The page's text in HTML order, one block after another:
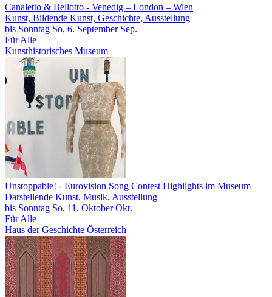
Canaletto & Bellotto - Venedig – London – Wien
Kunst, Bildende Kunst, Geschichte, Ausstellung
bis Sonntag So, 6. September Sep.
Für Alle
Kunsthistorisches Museum
Unstoppable! - Eurovision Song Contest Highlights im Museum
Darstellende Kunst, Musik, Ausstellung
bis Sonntag So, 11. Oktober Okt.
Für Alle
Haus der Geschichte Österreich